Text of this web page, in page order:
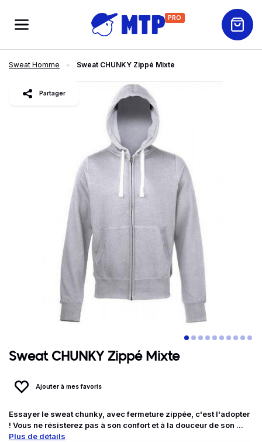
PRO
Sweat Homme Sweat CHUNKY Zippé Mixte
Sweat CHUNKY Zippé Mixte
Ajouter à mes favoris
Essayer le sweat chunky, avec fermeture zippée, c'est l'adopter
! Vous ne résisterez pas à son confort et à la douceur de son ...
Plus de détails
Partager
slide1